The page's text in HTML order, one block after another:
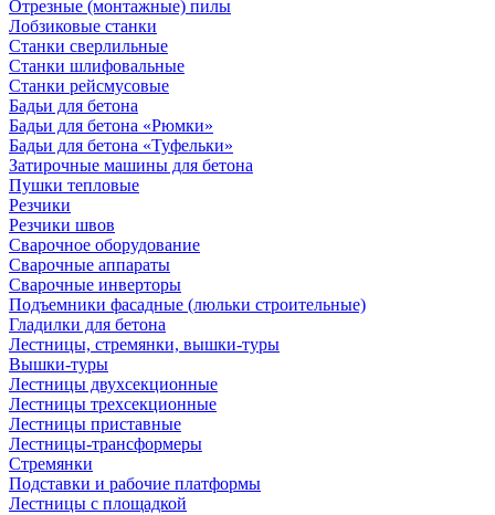
Отрезные (монтажные) пилы
Лобзиковые станки
Станки сверлильные
Станки шлифовальные
Станки рейсмусовые
Бадьи для бетона
Бадьи для бетона «Рюмки»
Бадьи для бетона «Туфельки»
Затирочные машины для бетона
Пушки тепловые
Резчики
Резчики швов
Сварочное оборудование
Сварочные аппараты
Сварочные инверторы
Подъемники фасадные (люльки строительные)
Гладилки для бетона
Лестницы, стремянки, вышки-туры
Вышки-туры
Лестницы двухсекционные
Лестницы трехсекционные
Лестницы приставные
Лестницы-трансформеры
Стремянки
Подставки и рабочие платформы
Лестницы с площадкой